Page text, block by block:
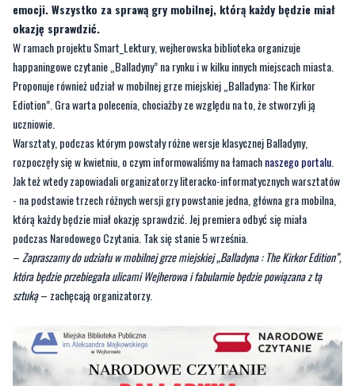
emocji. Wszystko za sprawą gry mobilnej, którą każdy będzie miał
okazję sprawdzić.
W ramach projektu Smart_Lektury, wejherowska biblioteka organizuje
happaningowe czytanie „Balladyny” na rynku i w kilku innych miejscach miasta.
Proponuje również udział w mobilnej grze miejskiej „Balladyna: The Kirkor
Ediotion”. Gra warta polecenia, chociażby ze względu na to, że stworzyli ją
uczniowie.
Warsztaty, podczas którym powstały różne wersje klasycznej Balladyny,
rozpoczęły się w kwietniu, o czym informowaliśmy na łamachnaszego portalu.
Jak też wtedy zapowiadali organizatorzy literacko-informatycznych warsztatów
- na podstawie trzech różnych wersji gry powstanie jedna, główna gra mobilna,
którą każdy będzie miał okazję sprawdzić. Jej premiera odbyć się miała
podczas Narodowego Czytania. Tak się stanie 5 września.
–Zapraszamy do udziału w mobilnej grze miejskiej „Balladyna : The Kirkor Edition”,
która będzie przebiegała ulicami Wejherowa i fabularnie będzie powiązana z tą
sztuką– zachęcają organizatorzy.